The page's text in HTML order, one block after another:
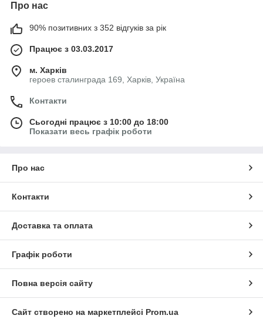
Про нас
90% позитивних з 352 відгуків за рік
Працює з 03.03.2017
м. Харків
героев сталинграда 169, Харків, Україна
Контакти
Сьогодні працює з 10:00 до 18:00
Показати весь графік роботи
Про нас
Контакти
Доставка та оплата
Графік роботи
Повна версія сайту
Сайт створено на маркетплейсі Prom.ua